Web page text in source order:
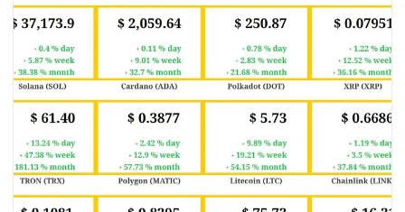
trong 24 giờ. Khối lượng giao dịch của...